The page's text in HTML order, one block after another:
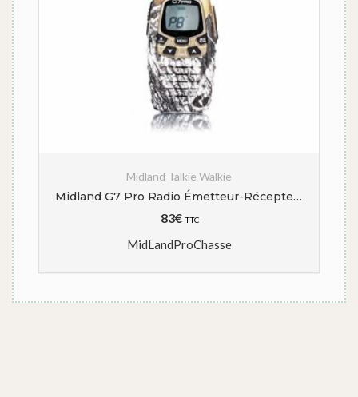
Midland Talkie Walkie
Midland G7 Pro Radio Émetteur-Récepteur Talkie Walkie Bi-Bande 8 Canaux PMR446 et 69 Canaux LPD – 1 Émetteur-Récepteur, 4 Piles Rechargeables AA 1.2V/1800 mAh Ni-MH, Chargeur et Clip de Ceinture
83€ TTC
MidLandProChasse